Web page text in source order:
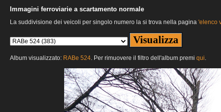
Immagini ferroviarie a scartamento normale
La suddivisione dei veicoli per singolo numero la si trova nella pagina 'elenco
Album visualizzato: RABe 524. Per rimuovere il filtro dell'album premi qui.